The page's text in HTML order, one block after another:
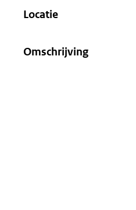
Locatie
Omschrijving